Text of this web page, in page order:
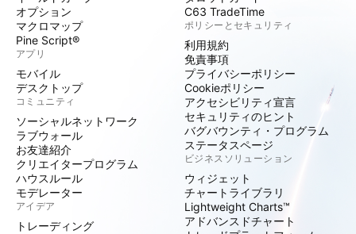
オプション
マクロマップ
Pine Script®
アプリ
モバイル
デスクトップ
コミュニティ
ソーシャルネットワーク
ラブウォール
お友達紹介
クリエイタープログラム
ハウスルール
モデレーター
アイデア
トレーディング
C63 TradeTime
ポリシーとセキュリティ
利用規約
免責事項
プライバシーポリシー
Cookieポリシー
アクセシビリティ宣言
セキュリティのヒント
バグバウンティ・プログラム
ステータスページ
ビジネスソリューション
ウィジェット
チャートライブラリ
Lightweight Charts™
アドバンスドチャート